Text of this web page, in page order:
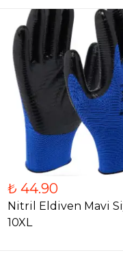
₺ 44.90
Nitril Eldiven Mavi
10XL